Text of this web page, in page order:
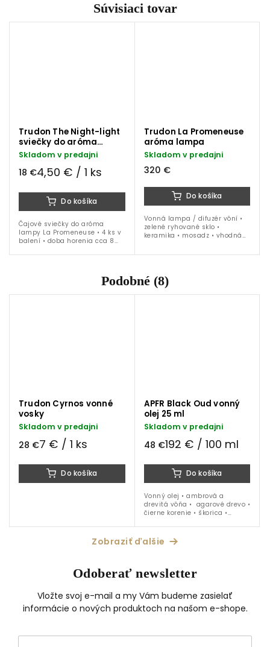
Súvisiaci tovar
Trudon The Night-light
sviečky do aróma
lampy
Skladom v predajni
18 €4,50 € / 1 ks
Do košíka
Čajové sviečky do aróma
lampy La Promeneuse • 4 ks v
balení • doba horenia cca 8
Trudon La Promeneuse
aróma lampa
Skladom v predajni
320 €
Do košíka
Vonná lampa / difuzér vôní •
zelené ryhované sklo •
keramika • mosadz • vhodná
Podobné (8)
Trudon Cyrnos vonné
vosky
Skladom v predajni
28 €7 € / 1 ks
Do košíka
APFR Black Oud vonný
olej 25 ml
Skladom v predajni
48 €192 € / 100 ml
Do košíka
Vonný olej • ambrová a
drevitá vôňa • agarové drevo •
čierne korenie • škorica •
vhodný pre aróma lampy,
kamene a osviežovače
vzduchu
Zobraziť ďalšie
Odoberať newsletter
Vložte svoj e-mail a my Vám budeme zasielať
informácie o nových produktoch na našom e-shope.